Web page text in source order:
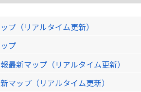
プ（リアルタイム更新）
プ
最新マップ（リアルタイム更新）
マップ（リアルタイム更新）